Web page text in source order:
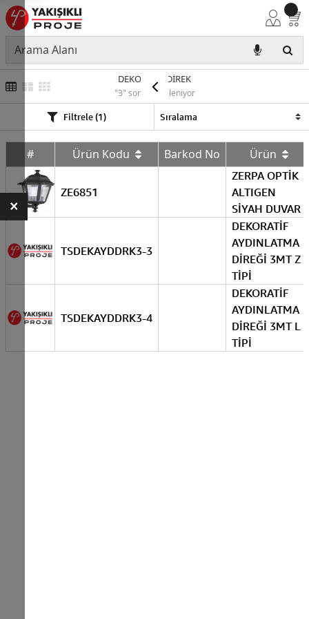
DEKORATİF DİREK
"3" sonuç listeleniyor
Filtrele (1)
# Ürün Kodu Barkod No Ürün
ZE6851
ZERPA OPTİK
ALTIGEN
SİYAH DUVAR
TSDEKAYDDRK3-3
DEKORATİF
AYDINLATMA
DİREĞİ 3MT Z
TİPİ
TSDEKAYDDRK3-4
DEKORATİF
AYDINLATMA
DİREĞİ 3MT L
TİPİ
×